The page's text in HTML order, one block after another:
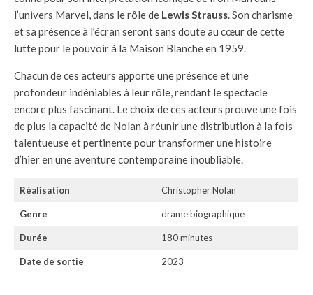
l’univers Marvel, dans le rôle de Lewis Strauss. Son charisme
et sa présence à l’écran seront sans doute au cœur de cette
lutte pour le pouvoir à la Maison Blanche en 1959.
Chacun de ces acteurs apporte une présence et une
profondeur indéniables à leur rôle, rendant le spectacle
encore plus fascinant. Le choix de ces acteurs prouve une fois
de plus la capacité de Nolan à réunir une distribution à la fois
talentueuse et pertinente pour transformer une histoire
d’hier en une aventure contemporaine inoubliable.
Réalisation Christopher Nolan
Genre drame biographique
Durée 180 minutes
Date de sortie 2023